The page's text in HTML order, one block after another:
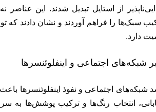
از استایل تبدیل شدند. این
سبک‌ها را فراهم آوردند و نشان دادند که
دارد.
شبکه‌های اجتماعی و اینفلوئنسرها
شبکه‌های اجتماعی و نفوذ اینفلوئنسرها
انتخاب رنگ‌ها و ترکیب پوشش‌ها به